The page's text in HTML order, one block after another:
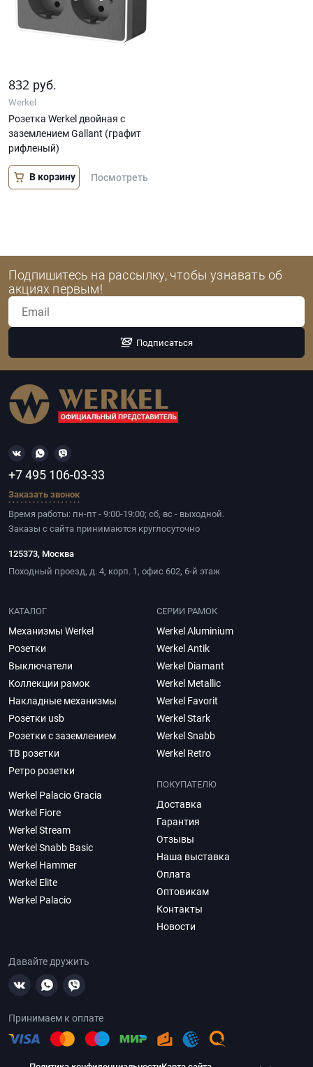
832 руб.
Werkel
Розетка Werkel двойная с
заземлением Gallant (графит
рифленый)
В корзину Посмотреть
Подпишитесь на рассылку, чтобы узнавать об
акциях первым!
Подписаться
+7 495 106-03-33
Заказать звонок
Время работы: пн-пт - 9:00-19:00; сб, вс - выходной.
Заказы с сайта принимаются круглосуточно
125373, Москва
Походный проезд, д. 4, корп. 1, офис 602, 6-й этаж
КАТАЛОГ
Механизмы Werkel
Розетки
Выключатели
Коллекции рамок
Накладные механизмы
Розетки usb
Розетки с заземлением
ТВ розетки
Ретро розетки
СЕРИИ РАМОК
Werkel Aluminium
Werkel Antik
Werkel Diamant
Werkel Metallic
Werkel Favorit
Werkel Stark
Werkel Snabb
Werkel Retro
Werkel Palacio Gracia
Werkel Fiore
Werkel Stream
Werkel Snabb Basic
Werkel Hammer
Werkel Elite
Werkel Palacio
ПОКУПАТЕЛЮ
Доставка
Гарантия
Отзывы
Наша выставка
Оплата
Оптовикам
Контакты
Новости
Давайте дружить
Принимаем к оплате